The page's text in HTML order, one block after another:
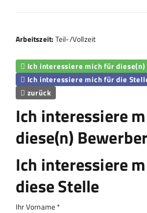
Arbeitszeit: Teil-/Vollzeit
 Ich interessiere mich für
 Ich interessiere mich für die
 zurück
Ich interessiere
diese(n)
Ich interessiere
diese Stelle
Ihr Vorname *